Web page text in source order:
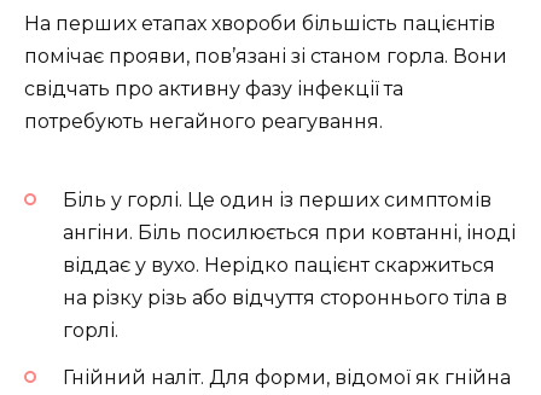
На перших етапах хвороби більшість пацієнтів
помічає прояви, пов’язані зі станом горла. Вони
свідчать про активну фазу інфекції та
потребують негайного реагування.
Біль у горлі. Це один із перших симптомів
ангіни. Біль посилюється при ковтанні, іноді
віддає у вухо. Нерідко пацієнт скаржиться
на різку різь або відчуття стороннього тіла в
горлі.
Гнійний наліт. Для форми, відомої як гнійна